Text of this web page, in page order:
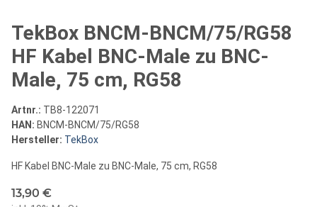
TekBox BNCM-BNCM/75/RG58
HF Kabel BNC-Male zu BNC-
Male, 75 cm, RG58
Artnr.: TB8-122071
HAN: BNCM-BNCM/75/RG58
Hersteller: TekBox
HF Kabel BNC-Male zu BNC-Male, 75 cm, RG58
13,90 €